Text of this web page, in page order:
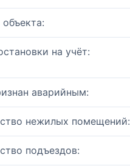
на учёт:
аварийным:
нежилых помещений:
подъездов: